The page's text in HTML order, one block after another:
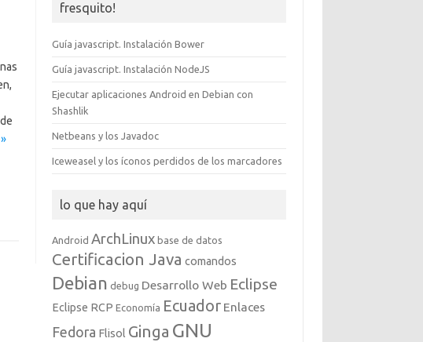
fresquito!
Guía javascript. Instalación Bower
Guía javascript. Instalación NodeJS
Ejecutar aplicaciones Android en Debian con
Shashlik
Netbeans y los Javadoc
Iceweasel y los íconos perdidos de los marcadores
lo que hay aquí
Android ArchLinux base de datos
Certificacion Java comandos
Debian debug Desarrollo Web Eclipse
Eclipse RCP Economía Ecuador Enlaces
Fedora Flisol Ginga GNU